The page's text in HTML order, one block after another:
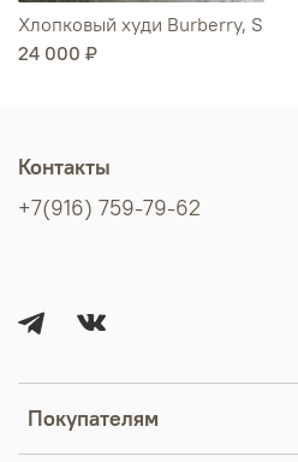
Хлопковый худи Burberry, S
24 000 ₽
Покупателям
Контакты
+7(916) 759-79-62